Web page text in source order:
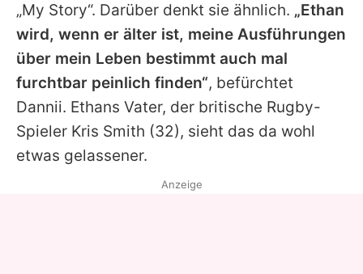
„My Story“. Darüber denkt sie ähnlich. „Ethan
wird, wenn er älter ist, meine Ausführungen
über mein Leben bestimmt auch mal
furchtbar peinlich finden“, befürchtet
Dannii. Ethans Vater, der britische Rugby-
Spieler Kris Smith (32), sieht das da wohl
etwas gelassener.
Anzeige